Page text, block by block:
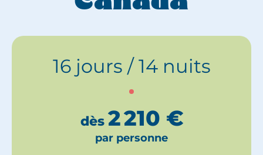
16 jours / 14 nuits
dès 2 210 €
par personne